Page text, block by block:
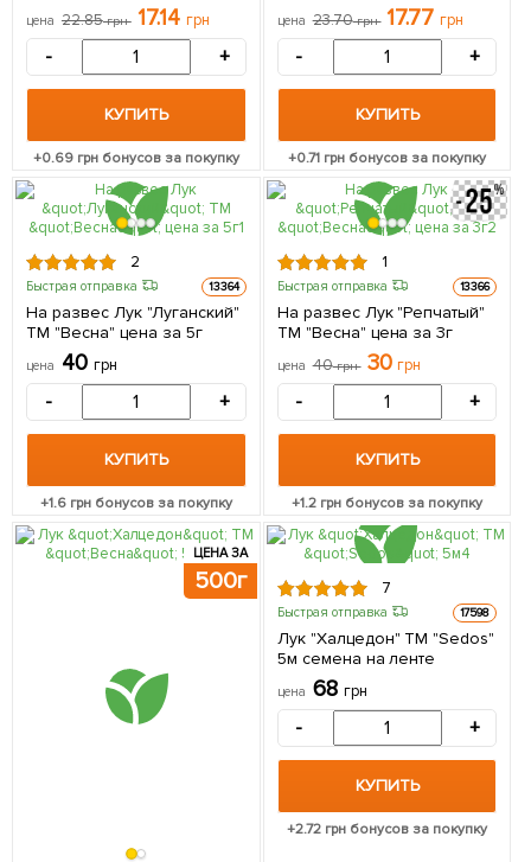
цена 22.85грн 17.14 грн
- +
КУПИТЬ
+0.69 грн бонусов за покупку
цена 23.70грн 17.77 грн
- +
КУПИТЬ
+0.71 грн бонусов за покупку
2
Быстрая отправка 13364
На развес Лук "Луганский"
ТМ "Весна" цена за 5г
цена 40 грн
- +
КУПИТЬ
+1.6 грн бонусов за покупку
1
Быстрая отправка 13366
На развес Лук "Репчатый"
ТМ "Весна" цена за 3г
цена 40грн 30 грн
- +
КУПИТЬ
+1.2 грн бонусов за покупку
ЦЕНА ЗА
500г 7
Быстрая отправка 17598
Лук "Халцедон" ТМ "Sedos"
5м семена на ленте
цена 68 грн
- +
КУПИТЬ
+2.72 грн бонусов за покупку